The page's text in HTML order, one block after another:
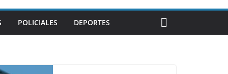
POLICIALES DEPORTES